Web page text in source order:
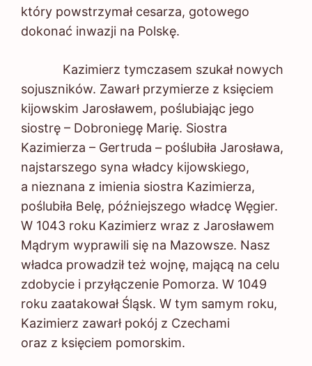
który powstrzymał cesarza, gotowego
dokonać inwazji na Polskę.
Kazimierz tymczasem szukał nowych
sojuszników. Zawarł przymierze z księciem
kijowskim Jarosławem, poślubiając jego
siostrę – Dobroniegę Marię. Siostra
Kazimierza – Gertruda – poślubiła Jarosława,
najstarszego syna władcy kijowskiego,
a nieznana z imienia siostra Kazimierza,
poślubiła Belę, późniejszego władcę Węgier.
W 1043 roku Kazimierz wraz z Jarosławem
Mądrym wyprawili się na Mazowsze. Nasz
władca prowadził też wojnę, mającą na celu
zdobycie i przyłączenie Pomorza. W 1049
roku zaatakował Śląsk. W tym samym roku,
Kazimierz zawarł pokój z Czechami
oraz z księciem pomorskim.